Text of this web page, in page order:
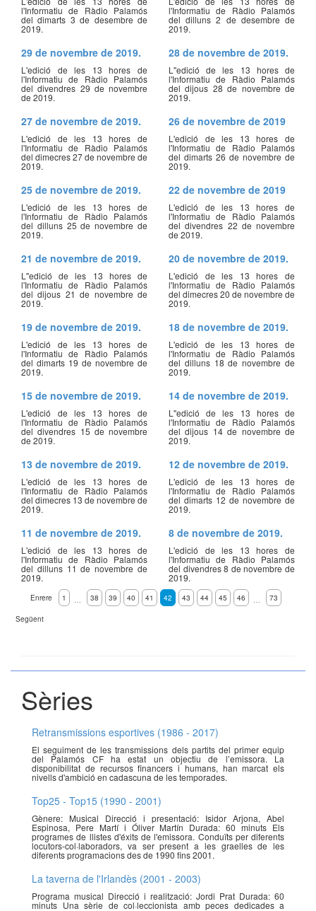
l'Informatiu de Ràdio Palamós
del dimarts 3 de desembre de
2019.
l'Informatiu de Ràdio Palamós
del dilluns 2 de desembre de
2019.
29 de novembre de 2019.
L'edició de les 13 hores de
l'Informatiu de Ràdio Palamós
del divendres 29 de novembre
de 2019.
28 de novembre de 2019.
L''edició de les 13 hores de
l'Informatiu de Ràdio Palamós
del dijous 28 de novembre de
2019.
27 de novembre de 2019.
L'edició de les 13 hores de
l'Informatiu de Ràdio Palamós
del dimecres 27 de novembre de
2019.
26 de novembre de 2019
L'edició de les 13 hores de
l'Informatiu de Ràdio Palamós
del dimarts 26 de novembre de
2019.
25 de novembre de 2019.
L'edició de les 13 hores de
l'Informatiu de Ràdio Palamós
del dilluns 25 de novembre de
2019.
22 de novembre de 2019
L'edició de les 13 hores de
l'Informatiu de Ràdio Palamós
del divendres 22 de novembre
de 2019.
21 de novembre de 2019.
L''edició de les 13 hores de
l'Informatiu de Ràdio Palamós
del dijous 21 de novembre de
2019.
20 de novembre de 2019.
L'edició de les 13 hores de
l'Informatiu de Ràdio Palamós
del dimecres 20 de novembre de
2019.
19 de novembre de 2019.
L'edició de les 13 hores de
l'Informatiu de Ràdio Palamós
del dimarts 19 de novembre de
2019.
18 de novembre de 2019.
L'edició de les 13 hores de
l'Informatiu de Ràdio Palamós
del dilluns 18 de novembre de
2019.
15 de novembre de 2019.
L'edició de les 13 hores de
l'Informatiu de Ràdio Palamós
del divendres 15 de novembre
de 2019.
14 de novembre de 2019.
L''edició de les 13 hores de
l'Informatiu de Ràdio Palamós
del dijous 14 de novembre de
2019.
13 de novembre de 2019.
L'edició de les 13 hores de
l'Informatiu de Ràdio Palamós
del dimecres 13 de novembre de
2019.
12 de novembre de 2019.
L'edició de les 13 hores de
l'Informatiu de Ràdio Palamós
del dimarts 12 de novembre de
2019.
11 de novembre de 2019.
L'edició de les 13 hores de
l'Informatiu de Ràdio Palamós
del dilluns 11 de novembre de
2019.
8 de novembre de 2019.
L'edició de les 13 hores de
l'Informatiu de Ràdio Palamós
del divendres 8 de novembre de
2019.
Enrere 1 … 38 39 40 41 42 43 44 45 46 … 73
Següent
Sèries
Retransmissions esportives (1986 - 2017)
El seguiment de les transmissions dels partits del primer equip
del Palamós CF ha estat un objectiu de l’emissora. La
disponibilitat de recursos financers i humans, han marcat els
nivells d'ambició en cadascuna de les temporades.
Top25 - Top15 (1990 - 2001)
Gènere: Musical Direcció i presentació: Isidor Arjona, Abel
Espinosa, Pere Martí i Óliver Martín Durada: 60 minuts Els
programes de llistes d'éxits de l'emissora. Conduïts per diferents
locutors-col·laboradors, va ser present a les graelles de les
diferents programacions des de 1990 fins 2001.
La taverna de l'Irlandès (2001 - 2003)
Programa musical Direcció i realització: Jordi Prat Durada: 60
minuts Una sèrie de col·leccionista amb peces dedicades a